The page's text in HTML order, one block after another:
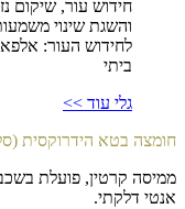
חידוש עור, שיקום
לחידוש העור: אלפא
ביתי
גלי עוד >>
חומצה בטא הידרוקסית
ממיסה קרטין, פועלת
אנטי דלקתי.